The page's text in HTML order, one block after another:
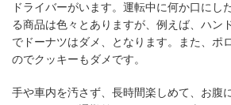
ドライバーがいます。運転中に何か口にし
る商品は色々とありますが、例えば、ハン
でドーナツはダメ、となります。また、ポ
のでクッキーもダメです。
手や車内を汚さず、長時間楽しめて、お腹